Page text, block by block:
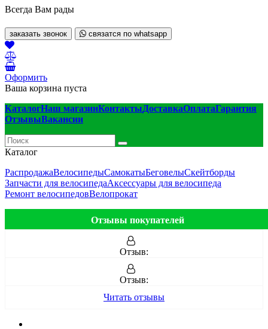
Всегда Вам рады
заказать звонок связатся по whatsapp
Оформить
Ваша корзина пуста
КаталогНаш магазинКонтактыДоставкаОплатаГарантия
ОтзывыВакансии
Каталог
РаспродажаВелосипедыСамокатыБеговелыСкейтборды
Запчасти для велосипедаАксессуары для велосипеда
Ремонт велосипедовВелопрокат
Отзывы покупателей
Отзыв:
Отзыв:
Читать отзывы